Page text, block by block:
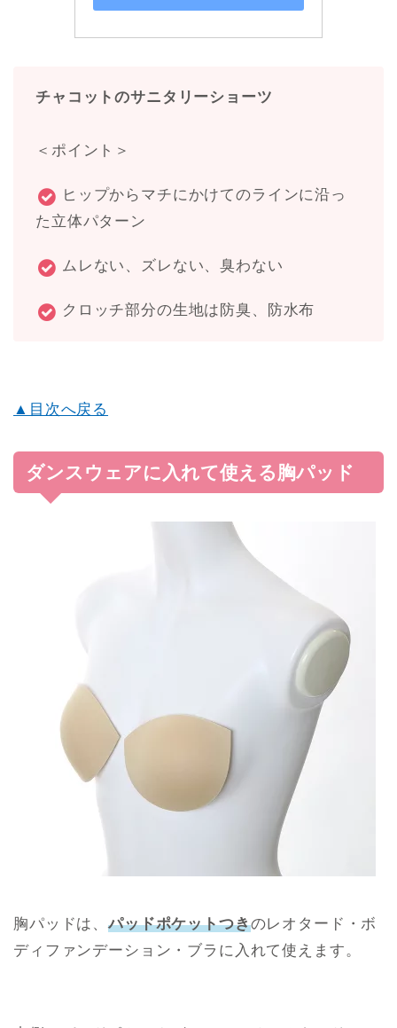
チャコットのサニタリーショーツ
＜ポイント＞
ヒップからマチにかけてのラインに沿っ
た立体パターン
ムレない、ズレない、臭わない
クロッチ部分の生地は防臭、防水布
▲目次へ戻る
ダンスウェアに入れて使える胸パッド
胸パッドは、パッドポケットつきのレオタード・ボ
ディファンデーション・ブラに入れて使えます。